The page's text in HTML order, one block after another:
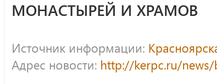
МОНАСТЫРЕЙ И ХРАМОВ
Источник информации:
Адрес новости: http://kerpc.ru/